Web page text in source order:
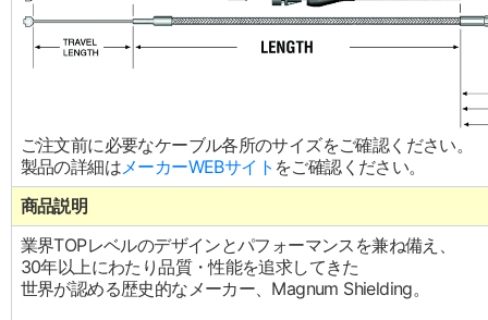
ご注文前に必要なケーブル各所のサイズをご確認ください。
製品の詳細はメーカーWEBサイト をご確認ください。
商品説明
業界TOPレベルのデザインとパフォーマンスを兼ね備え、
30年以上にわたり品質・性能を追求してきた
世界が認める歴史的なメーカー、Magnum Shielding。